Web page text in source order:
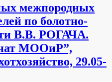
межпородных
по болотно-
В.В. РОГАЧА.
МООиР”,
29.05-